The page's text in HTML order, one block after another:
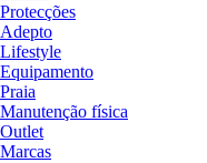
Protecções
Adepto
Lifestyle
Equipamento
Praia
Manutenção física
Outlet
Marcas